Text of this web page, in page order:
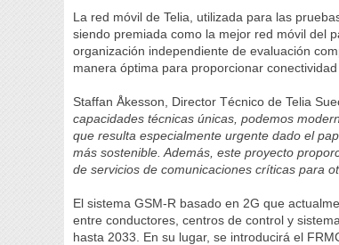
La red móvil de Telia, utilizada para las
siendo premiada como la mejor red móvil del
organización independiente de evaluación
manera óptima para proporcionar
Staffan Åkesson, Director Técnico de Telia
capacidades técnicas únicas, podemos
que resulta especialmente urgente dado el
más sostenible. Además, este proyecto
de servicios de comunicaciones críticas para
El sistema GSM-R basado en 2G que
entre conductores, centros de control y
hasta 2033. En su lugar, se introducirá el